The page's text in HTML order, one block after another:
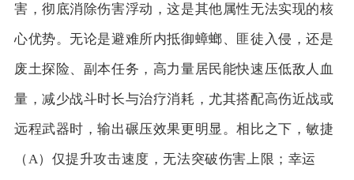
害，彻底消除伤害浮动，这是其他属性无法实现的核
心优势。无论是避难所内抵御蟑螂、匪徒入侵，还是
废土探险、副本任务，高力量居民能快速压低敌人血
量，减少战斗时长与治疗消耗，尤其搭配高伤近战或
远程武器时，输出碾压效果更明显。相比之下，敏捷
（A）仅提升攻击速度，无法突破伤害上限；幸运